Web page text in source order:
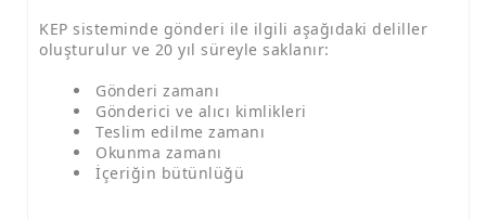
KEP sisteminde gönderi ile ilgili aşağıdaki deliller
oluşturulur ve 20 yıl süreyle saklanır:
Gönderi zamanı
Gönderici ve alıcı kimlikleri
Teslim edilme zamanı
Okunma zamanı
İçeriğin bütünlüğü